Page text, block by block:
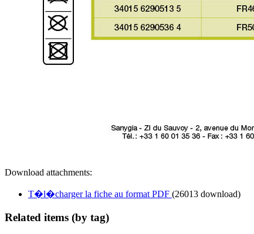
Download attachments:
T�l�charger la fiche au format PDF (26013 download)
Related items (by tag)